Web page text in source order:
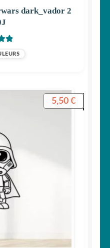
dark_vador 2
5,50 €